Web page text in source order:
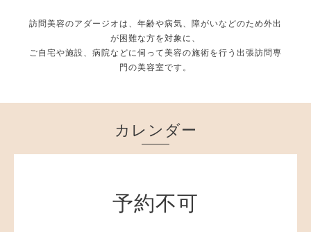
訪問美容のアダージオは、年齢や病気、障がいなどのため外出
が困難な方を対象に、
ご自宅や施設、病院などに伺って美容の施術を行う出張訪問専
門の美容室です。
カレンダー
予約不可